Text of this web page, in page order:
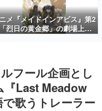
ージビュー数万以上！ などな
電ファミ渾身の“殿堂入り”記
々に製作時のエピソードをお
。『赫本』は、〈試験問題〉
です。
メ『メイドインアビス』第2
烈日の黄金郷」の劇場上映
定！レグ役・伊瀬茉莉也さ
フール企画とし
『Last Meadow
歌うトレーラー